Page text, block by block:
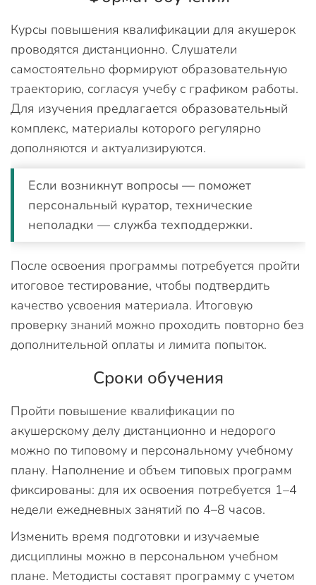
Курсы повышения квалификации для акушерок
проводятся дистанционно. Слушатели
самостоятельно формируют образовательную
траекторию, согласуя учебу с графиком работы.
Для изучения предлагается образовательный
комплекс, материалы которого регулярно
дополняются и актуализируются.
Если возникнут вопросы — поможет
персональный куратор, технические
неполадки — служба техподдержки.
После освоения программы потребуется пройти
итоговое тестирование, чтобы подтвердить
качество усвоения материала. Итоговую
проверку знаний можно проходить повторно без
дополнительной оплаты и лимита попыток.
Сроки обучения
Пройти повышение квалификации по
акушерскому делу дистанционно и недорого
можно по типовому и персональному учебному
плану. Наполнение и объем типовых программ
фиксированы: для их освоения потребуется 1–4
недели ежедневных занятий по 4–8 часов.
Изменить время подготовки и изучаемые
дисциплины можно в персональном учебном
плане. Методисты составят программу с учетом